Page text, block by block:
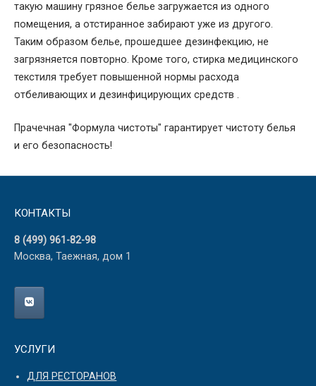
такую машину грязное белье загружается из одного
помещения, а отстиранное забирают уже из другого.
Таким образом белье, прошедшее дезинфекцию, не
загрязняется повторно. Кроме того, стирка медицинского
текстиля требует повышенной нормы расхода
отбеливающих и дезинфицирующих средств .
Прачечная "Формула чистоты" гарантирует чистоту белья
и его безопасность!
КОНТАКТЫ
8 (499) 961-82-98
Москва, Таежная, дом 1
УСЛУГИ
ДЛЯ РЕСТОРАНОВ